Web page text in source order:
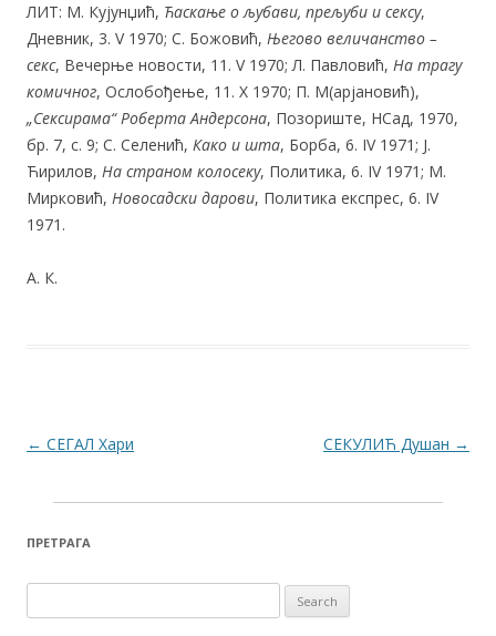
ЛИТ: М. Кујунџић, Ћаскање о љубави, прељуби и сексу,
Дневник, 3. V 1970; С. Божовић, Његово величанство –
секс, Вечерње новости, 11. V 1970; Л. Павловић, На трагу
комичног, Ослобођење, 11. X 1970; П. М(арјановић),
„Сексирама“ Роберта Андерсона, Позориште, НСад, 1970,
бр. 7, с. 9; С. Селенић, Како и шта, Борба, 6. IV 1971; Ј.
Ћирилов, На страном колосеку, Политика, 6. IV 1971; М.
Мирковић, Новосадски дарови, Политика експрес, 6. IV
1971.
А. К.
Post navigation
← СЕГАЛ Хари СЕКУЛИЋ Душан →
ПРЕТРАГА